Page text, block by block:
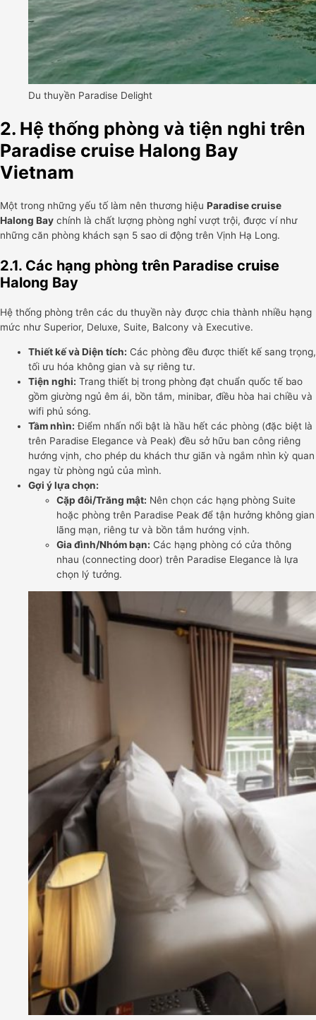
Du thuyền Paradise Delight
2. Hệ thống phòng và tiện nghi trên
Paradise cruise Halong Bay
Vietnam
Một trong những yếu tố làm nên thương hiệu Paradise cruise
Halong Bay chính là chất lượng phòng nghỉ vượt trội, được ví như
những căn phòng khách sạn 5 sao di động trên Vịnh Hạ Long.
2.1. Các hạng phòng trên Paradise cruise
Halong Bay
Hệ thống phòng trên các du thuyền này được chia thành nhiều hạng
mức như Superior, Deluxe, Suite, Balcony và Executive.
Thiết kế và Diện tích: Các phòng đều được thiết kế sang trọng,
tối ưu hóa không gian và sự riêng tư.
Tiện nghi: Trang thiết bị trong phòng đạt chuẩn quốc tế bao
gồm giường ngủ êm ái, bồn tắm, minibar, điều hòa hai chiều và
wifi phủ sóng.
Tầm nhìn: Điểm nhấn nổi bật là hầu hết các phòng (đặc biệt là
trên Paradise Elegance và Peak) đều sở hữu ban công riêng
hướng vịnh, cho phép du khách thư giãn và ngắm nhìn kỳ quan
ngay từ phòng ngủ của mình.
Gợi ý lựa chọn:
Cặp đôi/Trăng mật: Nên chọn các hạng phòng Suite
hoặc phòng trên Paradise Peak để tận hưởng không gian
lãng mạn, riêng tư và bồn tắm hướng vịnh.
Gia đình/Nhóm bạn: Các hạng phòng có cửa thông
nhau (connecting door) trên Paradise Elegance là lựa
chọn lý tưởng.